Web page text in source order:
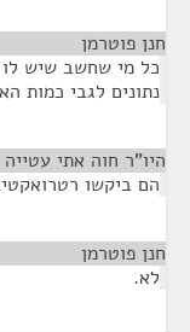
חנן פוטרמן
כל מי שחשב שיש לו
נתונים לגבי כמות
היו"ר חוה אתי עטייה
הם ביקשו
חנן פוטרמן
לא.